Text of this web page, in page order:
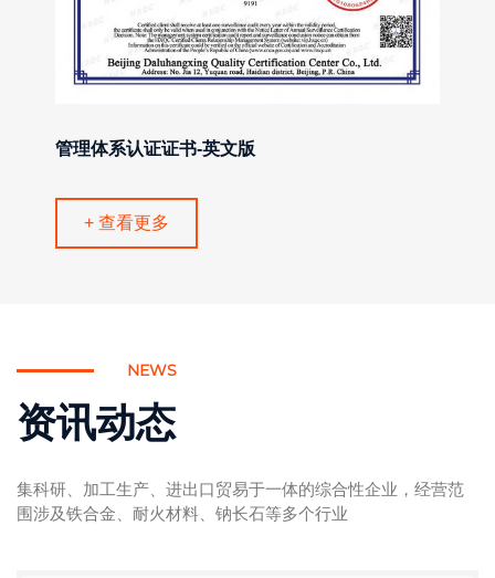
管理体系认证证书
+ 查看更多
NEWS
资讯动态
集科研、加工生产、进出口贸易于一体的综合性企业，经营范
围涉及铁合金、耐火材料、钠长石等多个行业